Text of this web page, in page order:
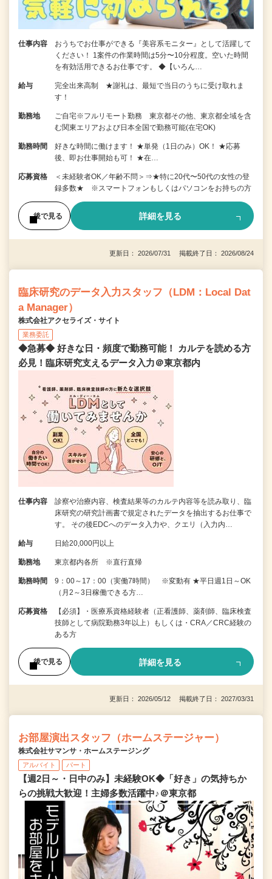
仕事内容
おうちでお仕事ができる『美容系モニター』として活躍して
ください！ 1案件の作業時間は5分〜10分程度。空いた時間
を有効活用できるお仕事です。 ◆【いろん…
給与
完全出来高制 ★謝礼は、最短で当日のうちに受け取れま
す！
勤務地
ご自宅※フルリモート勤務 東京都その他、東京都全域を含
む関東エリアおよび日本全国で勤務可能(在宅OK)
勤務時間
好きな時間に働けます！ ★単発（1日のみ）OK！ ★応募
後、即お仕事開始も可！ ★在…
応募資格
＜未経験者OK／年齢不問＞⇒★特に20代〜50代の女性の登
録多数★ ※スマートフォンもしくはパソコンをお持ちの方
後で見る 詳細を見る
更新日： 2026/07/31 掲載終了日： 2026/08/24
臨床研究のデータ入力スタッフ（LDM：Local Dat
a Manager）
株式会社アクセライズ・サイト
業務委託
◆急募◆ 好きな日・頻度で勤務可能！ カルテを読める方
必見！臨床研究支えるデータ入力＠東京都内
仕事内容
診察や治療内容、検査結果等のカルテ内容等を読み取り、臨
床研究の研究計画書で規定されたデータを抽出するお仕事で
す。 その後EDCへのデータ入力や、クエリ（入力内…
給与 日給20,000円以上
勤務地 東京都内各所 ※直行直帰
勤務時間
9：00～17：00（実働7時間） ※変動有 ★平日週1日～OK
（月2～3日稼働できる方…
応募資格
【必須】・医療系資格経験者（正看護師、薬剤師、臨床検査
技師として病院勤務3年以上）もしくは・CRA／CRC経験の
ある方
後で見る 詳細を見る
更新日： 2026/05/12 掲載終了日： 2027/03/31
お部屋演出スタッフ（ホームステージャー）
株式会社サマンサ・ホームステージング
アルバイト パート
【週2日～・日中のみ】未経験OK◆「好き」の気持ちか
らの挑戦大歓迎！主婦多数活躍中♪＠東京都